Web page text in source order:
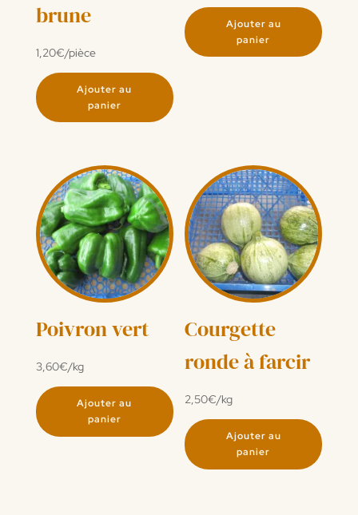
brune
1,20€/pièce
Ajouter au
panier
Ajouter au
panier
Poivron vert
3,60€/kg
Ajouter au
panier
Courgette
ronde à farcir
2,50€/kg
Ajouter au
panier